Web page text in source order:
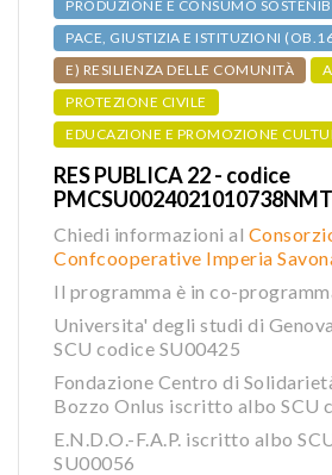
PRODUZIONE E CONSUMO
PACE, GIUSTIZIA E ISTITUZIONI
E) RESILIENZA DELLE COMUNITÀ
PROTEZIONE CIVILE
EDUCAZIONE E PROMOZIONE
RES PUBLICA 22 - codice
Chiedi informazioni al
Confcooperative Imperia
Il programma è in co-
Universita' degli studi di
SCU codice SU00425
Fondazione Centro di
Bozzo Onlus iscritto albo SCU
E.N.D.O.-F.A.P. iscritto albo
SU00056